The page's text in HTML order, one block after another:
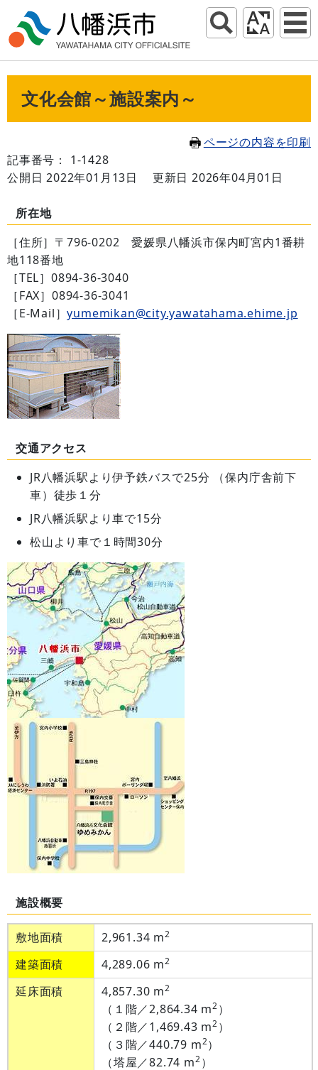
文化会館～施設案内～
ページの内容を印刷
記事番号： 1-1428
公開日 2022年01月13日
更新日 2026年04月01日
所在地
［住所］〒796-0202 愛媛県八幡浜市保内町宮内1番耕
地118番地
［TEL］0894-36-3040
［FAX］0894-36-3041
［E-Mail］yumemikan@city.yawatahama.ehime.jp
交通アクセス
JR八幡浜駅より伊予鉄バスで25分 （保内庁舎前下
車）徒歩１分
JR八幡浜駅より車で15分
松山より車で１時間30分
施設概要
敷地面積 2,961.34 m2
建築面積 4,289.06 m2
延床面積 4,857.30 m2
（１階／2,864.34 m2）
（２階／1,469.43 m2）
（３階／440.79 m2）
（塔屋／82.74 m2）